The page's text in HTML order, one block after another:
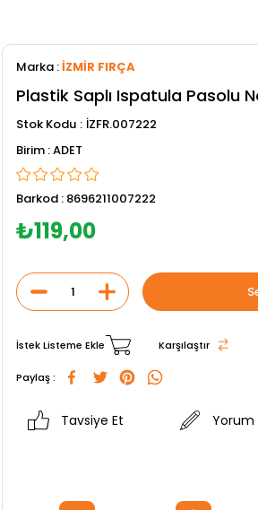
Marka :İZMİR FIRÇA
Plastik Saplı Ispatula Pasolu
Stok Kodu
İZFR.007222
ADET
Barkod : 8696211007222
₺119,00
İstek Listeme Ekle Karşılaştır
Paylaş :
Tavsiye Et Yorum